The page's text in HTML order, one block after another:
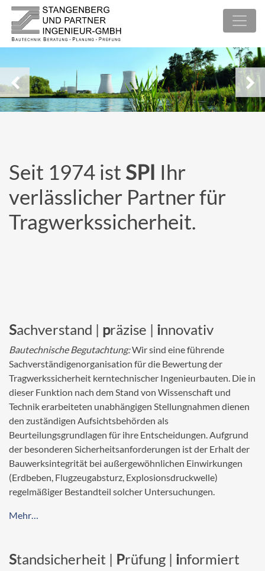
Seit 1974 ist SPI Ihr
verlässlicher Partner für
Tragwerkssicherheit.
Sachverstand | präzise | innovativ
Bautechnische Begutachtung:Wir sind eine führende
Sachverständigenorganisation für die Bewertung der
Tragwerkssicherheit kerntechnischer Ingenieurbauten. Die in
dieser Funktion nach dem Stand von Wissenschaft und
Technik erarbeiteten unabhängigen Stellungnahmen dienen
den zuständigen Aufsichtsbehörden als
Beurteilungsgrundlagen für ihre Entscheidungen. Aufgrund
der besonderen Sicherheitsanforderungen ist der Erhalt der
Bauwerksintegrität bei außergewöhnlichen Einwirkungen
(Erdbeben, Flugzeugabsturz, Explosionsdruckwelle)
regelmäßiger Bestandteil solcher Untersuchungen.
Mehr…
Standsicherheit | Prüfung | informiert